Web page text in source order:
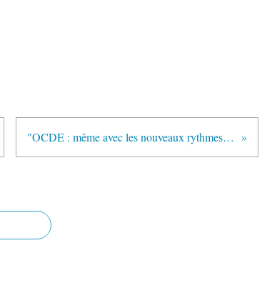
"OCDE : même avec les nouveaux rythmes scolaires, la France reste mauvaise élève" (France Info)